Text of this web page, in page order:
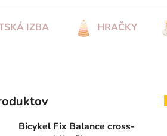
IZBA HRAČKY
Bicykel Fix Balance cross-